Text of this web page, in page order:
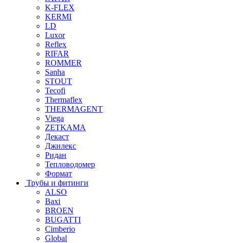
K-FLEX
KERMI
LD
Luxor
Reflex
RIFAR
ROMMER
Sanha
STOUT
Tecofi
Thermaflex
THERMAGENT
Viega
ZETKAMA
Декаст
Джилекс
Ридан
Тепловодомер
Формат
Трубы и фитинги
ALSO
Baxi
BROEN
BUGATTI
Cimberio
Global